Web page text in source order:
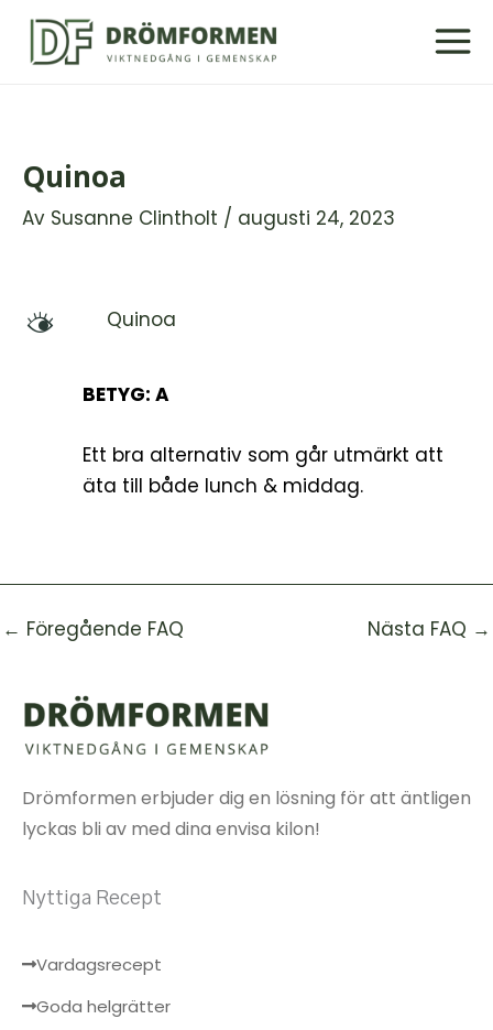
Hoppa
Quinoa
Av Susanne Clintholt / augusti 24, 2023
M Quinoa
BETYG: A
Ett bra alternativ som går utmärkt att
äta till både lunch & middag.
← Föregående FAQ Nästa FAQ →
Drömformen erbjuder dig en lösning för att äntligen
lyckas bli av med dina envisa kilon!
Nyttiga Recept
Vardagsrecept
Goda helgrätter